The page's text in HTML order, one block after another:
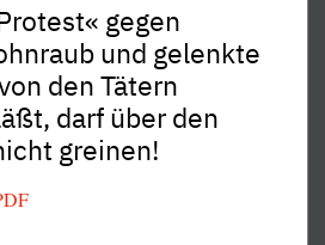
gegen
und gelenkte
den Tätern
darf über den
greinen!